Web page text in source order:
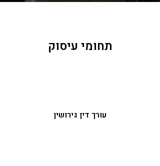
תחומי עיסוק
עורך דין גירושין